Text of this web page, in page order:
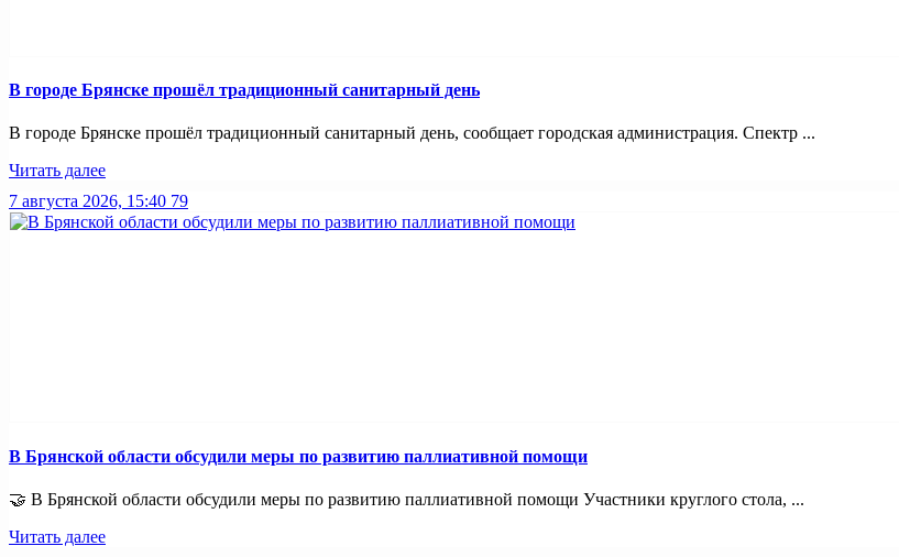
В городе Брянске прошёл традиционный санитарный день
В городе Брянске прошёл традиционный санитарный день, сообщает городская администрация. Спектр ...
Читать далее
7 августа 2026, 15:40 79
В Брянской области обсудили меры по развитию паллиативной помощи
🤝 В Брянской области обсудили меры по развитию паллиативной помощи Участники круглого стола, ...
Читать далее